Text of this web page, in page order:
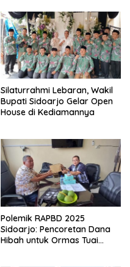
Silaturrahmi Lebaran, Wakil
Bupati Sidoarjo Gelar Open
House di Kediamannya
Polemik RAPBD 2025
Sidoarjo: Pencoretan Dana
Hibah untuk Ormas Tuai